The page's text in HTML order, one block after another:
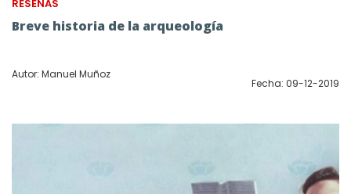
RESEÑAS
Breve historia de la arqueología
Autor: Manuel Muñoz
Fecha: 09-12-2019